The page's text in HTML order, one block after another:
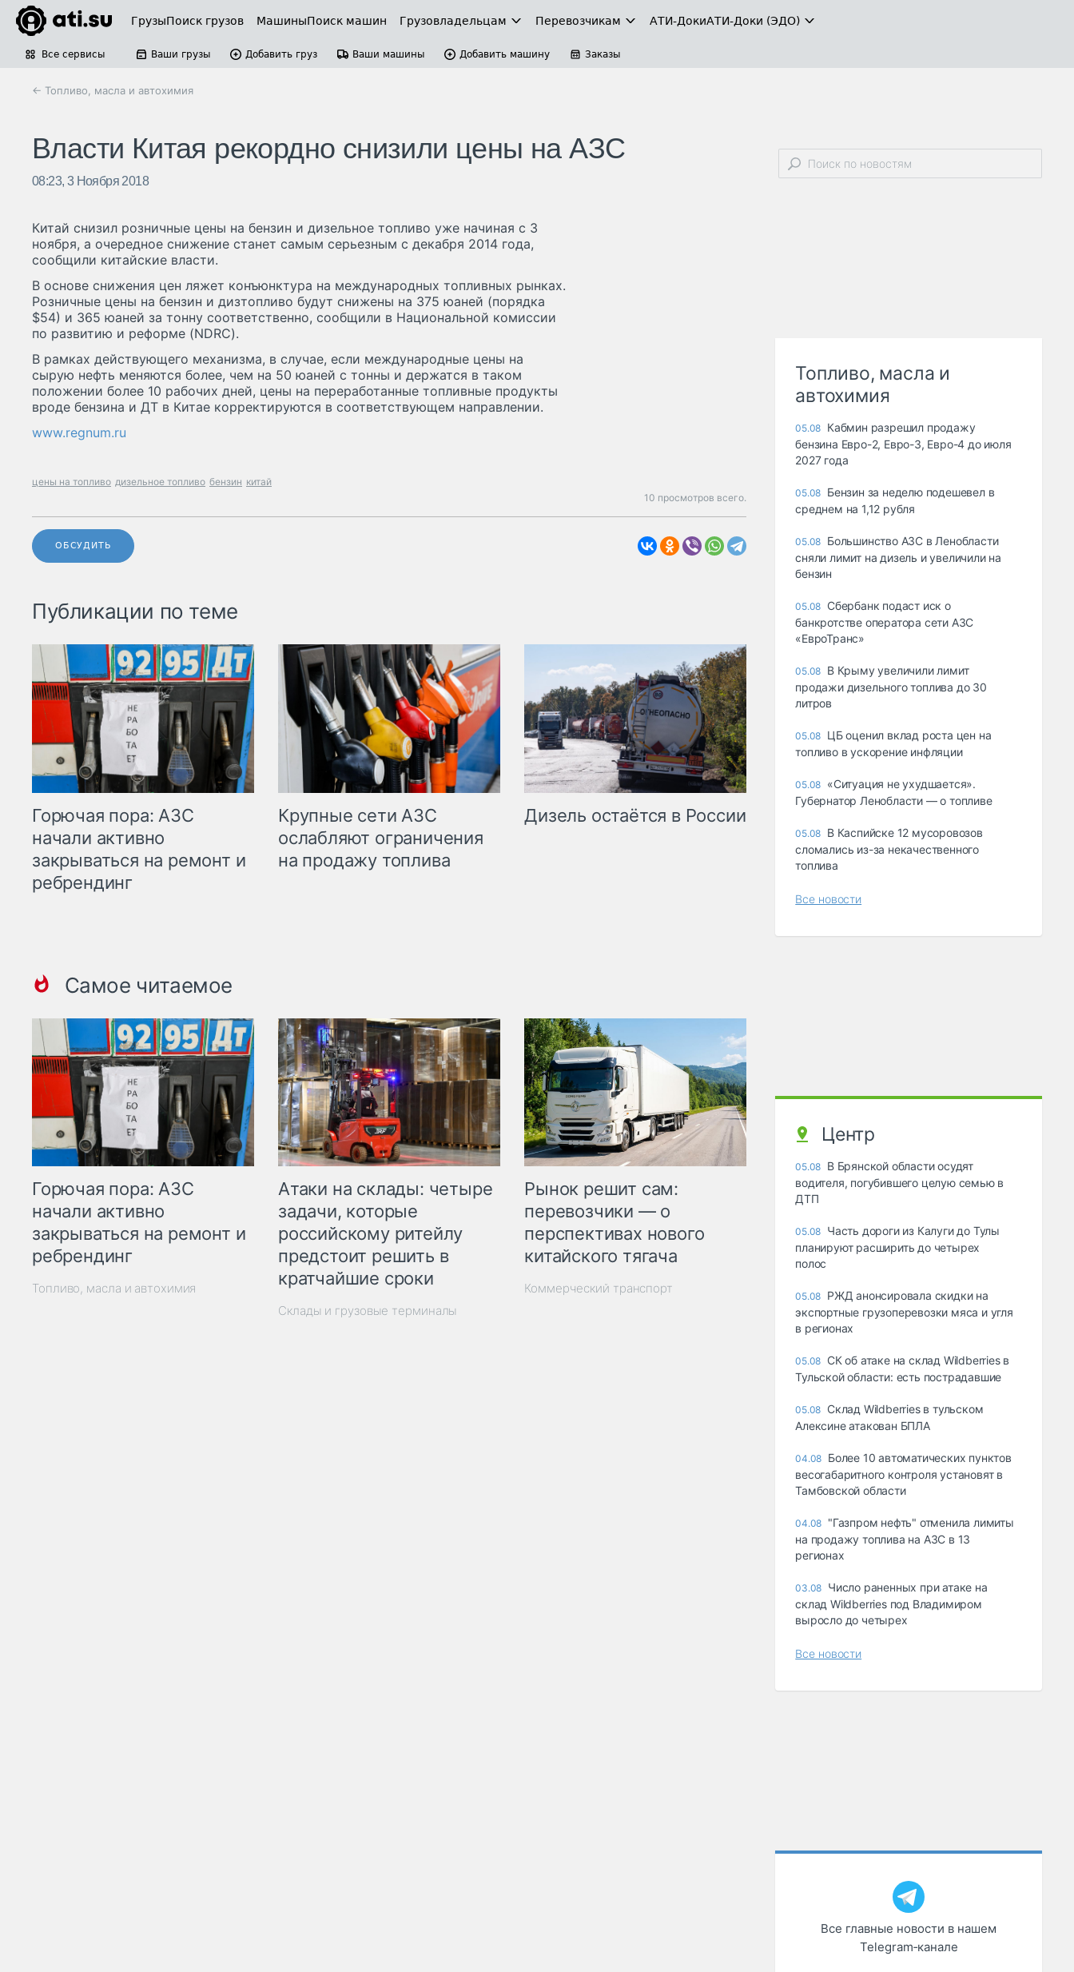
ГрузыПоиск грузов МашиныПоиск машин Грузовладельцам Перевозчикам АТИ-ДокиАТИ-Доки (ЭДО)
Все сервисы Ваши грузы Добавить груз Ваши машины Добавить машину Заказы
← Топливо, масла и автохимия
Власти Китая рекордно снизили цены на АЗС
08:23, 3 Ноября 2018
Китай снизил розничные цены на бензин и дизельное топливо уже начиная с 3
ноября, а очередное снижение станет самым серьезным с декабря 2014 года,
сообщили китайские власти.
В основе снижения цен ляжет конъюнктура на международных топливных рынках.
Розничные цены на бензин и дизтопливо будут снижены на 375 юаней (порядка
$54) и 365 юаней за тонну соответственно, сообщили в Национальной комиссии
по развитию и реформе (NDRC).
В рамках действующего механизма, в случае, если международные цены на
сырую нефть меняются более, чем на 50 юаней с тонны и держатся в таком
положении более 10 рабочих дней, цены на переработанные топливные продукты
вроде бензина и ДТ в Китае корректируются в соответствующем направлении.
www.regnum.ru
цены на топливо дизельное топливо бензин китай
10 просмотров всего.
ОБСУДИТЬ
Публикации по теме
Горючая пора: АЗС
начали активно
закрываться на ремонт и
ребрендинг
Крупные сети АЗС
ослабляют ограничения
на продажу топлива
Дизель остаётся в России
Самое читаемое
Горючая пора: АЗС
начали активно
закрываться на ремонт и
ребрендинг
Топливо, масла и автохимия
Атаки на склады: четыре
задачи, которые
российскому ритейлу
предстоит решить в
кратчайшие сроки
Склады и грузовые терминалы
Рынок решит сам:
перевозчики — о
перспективах нового
китайского тягача
Коммерческий транспорт
Топливо, масла и
автохимия
05.08 Кабмин разрешил продажу
бензина Евро-2, Евро-3, Евро-4 до июля
2027 года
05.08 Бензин за неделю подешевел в
среднем на 1,12 рубля
05.08 Большинство АЗС в Ленобласти
сняли лимит на дизель и увеличили на
бензин
05.08 Сбербанк подаст иск о
банкротстве оператора сети АЗС
«ЕвроТранс»
05.08 В Крыму увеличили лимит
продажи дизельного топлива до 30
литров
05.08 ЦБ оценил вклад роста цен на
топливо в ускорение инфляции
05.08 «Ситуация не ухудшается».
Губернатор Ленобласти — о топливе
05.08 В Каспийске 12 мусоровозов
сломались из-за некачественного
топлива
Все новости
Центр
05.08 В Брянской области осудят
водителя, погубившего целую семью в
ДТП
05.08 Часть дороги из Калуги до Тулы
планируют расширить до четырех
полос
05.08 РЖД анонсировала скидки на
экспортные грузоперевозки мяса и угля
в регионах
05.08 СК об атаке на склад Wildberries в
Тульской области: есть пострадавшие
05.08 Склад Wildberries в тульском
Алексине атакован БПЛА
04.08 Более 10 автоматических пунктов
весогабаритного контроля установят в
Тамбовской области
04.08 "Газпром нефть" отменила лимиты
на продажу топлива на АЗС в 13
регионах
03.08 Число раненных при атаке на
склад Wildberries под Владимиром
выросло до четырех
Все новости
Все главные новости в нашем
Telegram‑канале